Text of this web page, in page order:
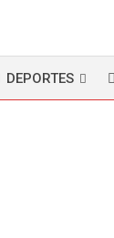
DEPORTES